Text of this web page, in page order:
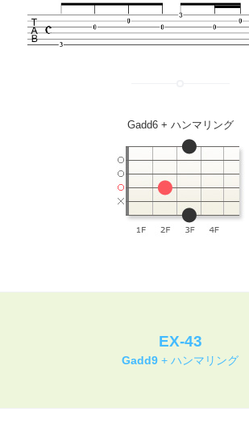
Gadd6 + ハンマリング
EX-43
Gadd9 + ハンマリング